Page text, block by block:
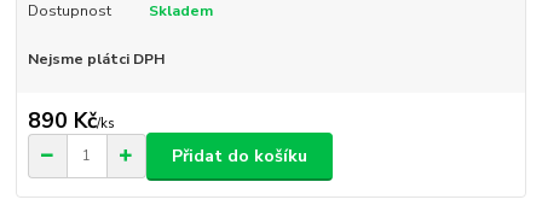
Dostupnost Skladem
Nejsme plátci DPH
890 Kč/ks
Přidat do košíku